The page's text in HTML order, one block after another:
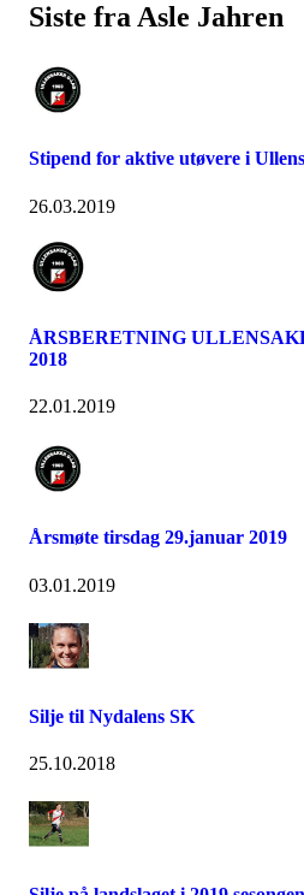
Siste fra Asle Jahren
Stipend for aktive utøvere i
26.03.2019
ÅRSBERETNING
2018
22.01.2019
Årsmøte tirsdag 29.januar 2019
03.01.2019
Silje til Nydalens SK
25.10.2018